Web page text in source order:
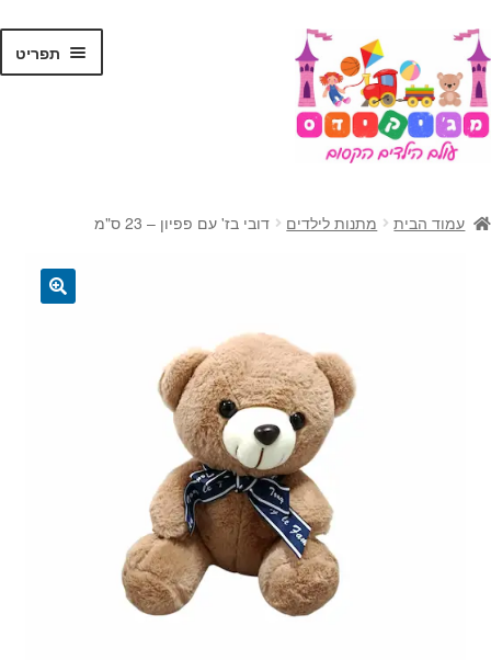
דלג
לניווט
לדלג
לתוכן
תפריט
הפתעות ליום הולדת
עמוד הבית מתנות לילדים דובי בז' עם פפיון – 23 ס"מ